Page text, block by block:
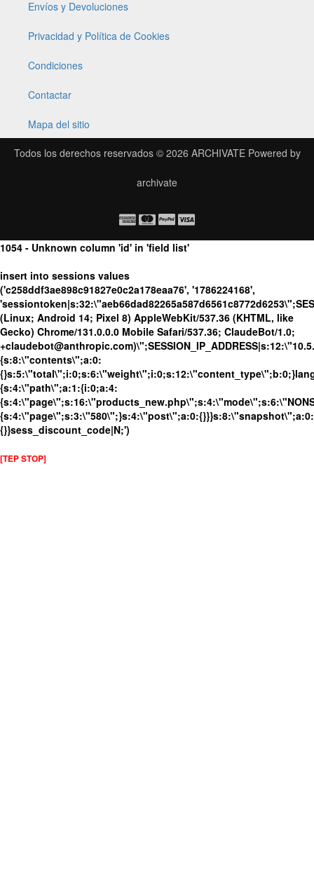
Envíos y Devoluciones
Privacidad y Política de Cookies
Condiciones
Contactar
Mapa del sitio
Todos los derechos reservados © 2026 ARCHIVATEPowered by
archivate
1054 - Unknown column 'id' in 'field list'
insert into sessions values
('c258ddf3ae898c91827e0c2a178eaa76', '1786224168',
(Linux; Android 14; Pixel 8) AppleWebKit/537.36 (KHTML, like
Gecko) Chrome/131.0.0.0 Mobile Safari/537.36; ClaudeBot/1.0;
{s:8:\"contents\";a:0:
{s:4:\"path\";a:1:{i:0;a:4:
{s:4:\"page\";s:3:\"580\";}s:4:\"post\";a:0:{}}}s:8:\"snapshot\";a:0:
{}}sess_discount_code|N;')
[TEP STOP]